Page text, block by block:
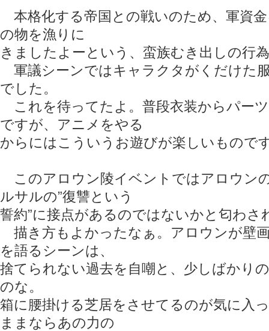
本格化する帝国との戦いのため、軍資
の物を漁りに
きましたよーという、蛮族むき出しの行
軍議シーンではキャラクタがくだけた
でした。
これを待ってたよ。普段衣装からパー
ですが、アニメをやる
からにはこういうお遊びが楽しいもので
このアロウン陵イベントではアロウン
ルサルの”復讐という
誓約”に接点があるのではないかと匂わさ
描き方もよかったなぁ。アロウンが壁
を語るシーンは、
捨てられない過去を自嘲と、少しばかり
のな。
箱に腰掛ける芝居をさせてるのが気に入
ままならあの力の